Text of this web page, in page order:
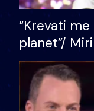
“Krevati
planet”/
bukura në
mungojë